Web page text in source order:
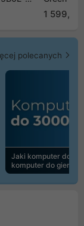
1 599,00
polecanych
Jaki komputer do
komputer do gier |